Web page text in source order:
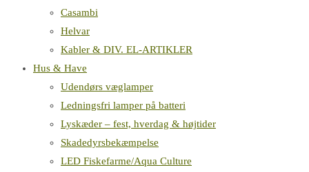
Casambi
Helvar
Kabler & DIV. EL-ARTIKLER
Hus & Have
Udendørs væglamper
Ledningsfri lamper på batteri
Lyskæder – fest, hverdag & højtider
Skadedyrsbekæmpelse
LED Fiskefarme/Aqua Culture